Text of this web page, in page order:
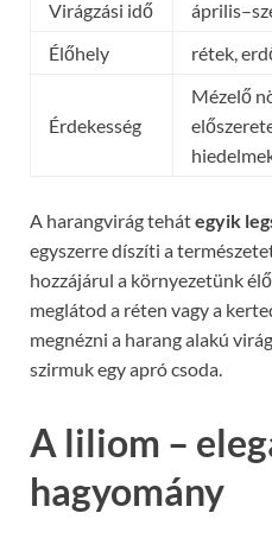
Virágzási idő
Élőhely
rétek,
Érdekesség
Mézelő
A harangvirág tehátegyik
egyszerre díszíti a
hozzájárul a környezetünk
meglátod a réten vagy a
megnézni a harang alakú
szirmuk egy apró csoda.
A liliom –
hagyomány